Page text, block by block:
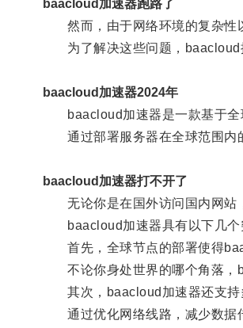
baacloud加速器跑路了
然而，由于网络环境的复杂性以
为了解决这些问题，baacloud
baacloud加速器2024年
baacloud加速器是一款基于全
通过部署服务器在全球范围内的
baacloud加速器打不开了
无论你是在国外访问国内网站，
baacloud加速器具有以下几个
首先，全球节点的部署使得
不论你身处世界的哪个角落，
其次，baacloud加速器还支持
通过优化网络线路，减少数据